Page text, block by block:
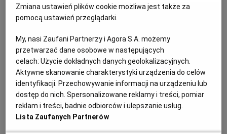
KUCHNIA NIEMIECKA
KATOWICE
KIELCE
KOSZALIN
KRAKÓW
NASZA EUROPA
SŁÓWKA. MAGAZYN O JĘZYKU
INNE SERWISY
GAZETA.PL
TOK FM
SPORT.PL
Zmiana ustawień plików cookie możliwa jest także za
pomocą ustawień przeglądarki.
My, nasi Zaufani Partnerzy i Agora S.A. możemy
przetwarzać dane osobowe w następujących
celach:Użycie dokładnych danych geolokalizacyjnych.
Aktywne skanowanie charakterystyki urządzenia do celów
identyfikacji. Przechowywanie informacji na urządzeniu lub
dostęp do nich. Spersonalizowane reklamy i treści, pomiar
reklam i treści, badnie odbiorców i ulepszanie usług.
Lista Zaufanych Partnerów